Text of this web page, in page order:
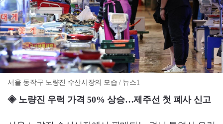
서울 동작구 노량진 수산시장의 모습 / 뉴스1
◈ 노량진 우럭 가격 50% 상승…제주선 첫 폐사 신고